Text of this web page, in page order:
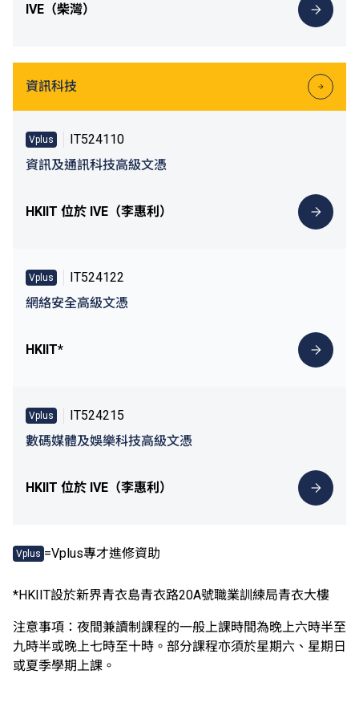
IVE（柴灣）
資訊科技
Vplus
IT524110
資訊及通訊科技高級文憑
HKIIT 位於 IVE（李惠利）
Vplus
IT524122
網絡安全高級文憑
HKIIT*
Vplus
IT524215
數碼媒體及娛樂科技高級文憑
HKIIT 位於 IVE（李惠利）
Vplus =Vplus專才進修資助
*HKIIT設於新界青衣島青衣路20A號職業訓練局青衣大樓
注意事項：夜間兼讀制課程的一般上課時間為晚上六時半至
九時半或晚上七時至十時。部分課程亦須於星期六、星期日
或夏季學期上課。